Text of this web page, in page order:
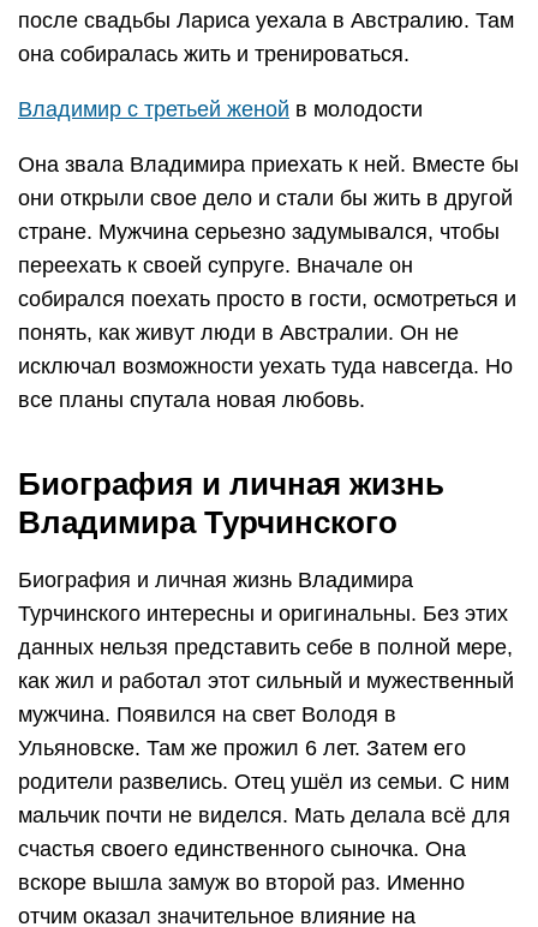
после свадьбы Лариса уехала в Австралию. Там
она собиралась жить и тренироваться.
Владимир с третьей женой в молодости
Она звала Владимира приехать к ней. Вместе бы
они открыли свое дело и стали бы жить в другой
стране. Мужчина серьезно задумывался, чтобы
переехать к своей супруге. Вначале он
собирался поехать просто в гости, осмотреться и
понять, как живут люди в Австралии. Он не
исключал возможности уехать туда навсегда. Но
все планы спутала новая любовь.
Биография и личная жизнь
Владимира Турчинского
Биография и личная жизнь Владимира
Турчинского интересны и оригинальны. Без этих
данных нельзя представить себе в полной мере,
как жил и работал этот сильный и мужественный
мужчина. Появился на свет Володя в
Ульяновске. Там же прожил 6 лет. Затем его
родители развелись. Отец ушёл из семьи. С ним
мальчик почти не виделся. Мать делала всё для
счастья своего единственного сыночка. Она
вскоре вышла замуж во второй раз. Именно
отчим оказал значительное влияние на